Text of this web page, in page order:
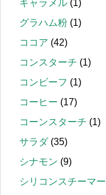
キャラメル (1)
グラハム粉 (1)
ココア (42)
コンスターチ (1)
コンビーフ (1)
コーヒー (17)
コーンスターチ (1)
サラダ(35)
シナモン (9)
シリコンスチーマー